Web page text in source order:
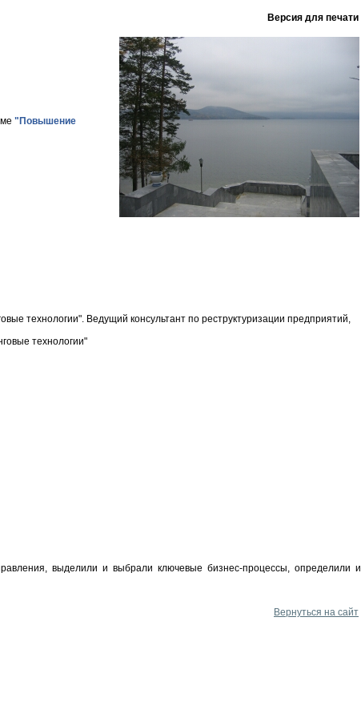
Версия для печати
" Повышение
технологии". Ведущий консультант по реструктуризации предприятий,
технологии"
выделили и выбрали ключевые бизнес-процессы, определили и
Вернуться на сайт